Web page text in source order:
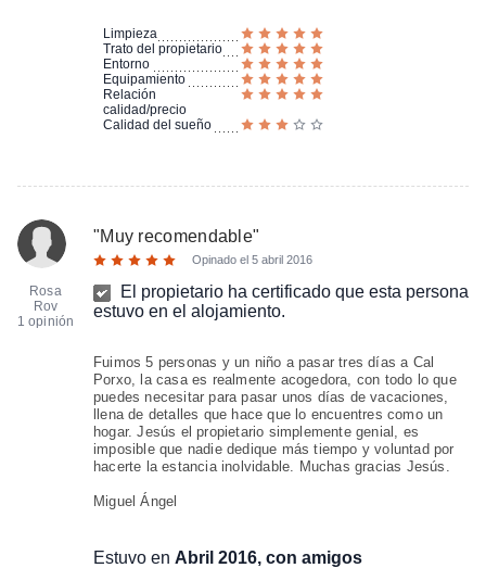
Limpieza
Trato del propietario
Entorno
Equipamiento
Relación
calidad/precio
Calidad del sueño
Rosa
Rov
1 opinión
"Muy recomendable"
Opinado el 5 abril 2016
El propietario ha certificado que esta persona
estuvo en el alojamiento.
Fuimos 5 personas y un niño a pasar tres días a Cal
Porxo, la casa es realmente acogedora, con todo lo que
puedes necesitar para pasar unos días de vacaciones,
llena de detalles que hace que lo encuentres como un
hogar. Jesús el propietario simplemente genial, es
imposible que nadie dedique más tiempo y voluntad por
hacerte la estancia inolvidable. Muchas gracias Jesús.
Miguel Ángel
Estuvo en Abril 2016, con amigos